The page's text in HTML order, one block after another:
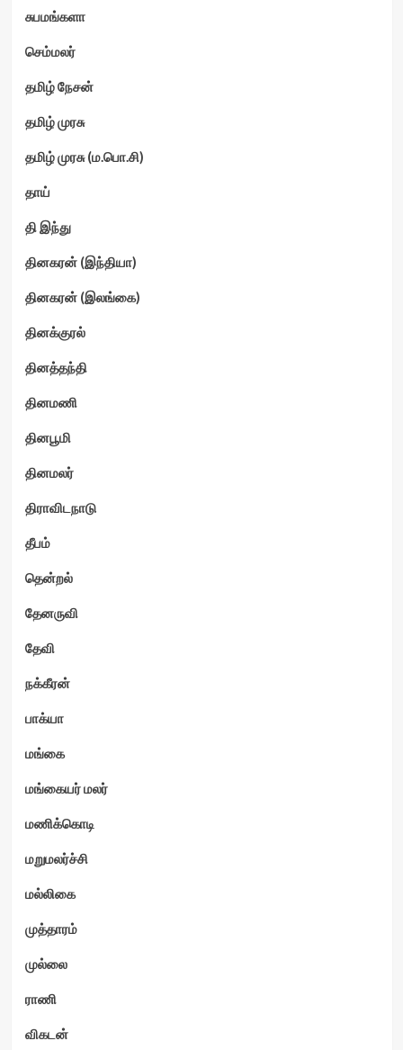
சுபமங்களா
செம்மலர்
தமிழ் நேசன்
தமிழ் முரசு
தமிழ் முரசு (ம.பொ.சி)
தாய்
தி இந்து
தினகரன் (இந்தியா)
தினகரன் (இலங்கை)
தினக்குரல்
தினத்தந்தி
தினமணி
தினபூமி
தினமலர்
திராவிடநாடு
தீபம்
தென்றல்
தேனருவி
தேவி
நக்கீரன்
பாக்யா
மங்கை
மங்கையர் மலர்
மணிக்கொடி
மறுமலர்ச்சி
மல்லிகை
முத்தாரம்
முல்லை
ராணி
விகடன்